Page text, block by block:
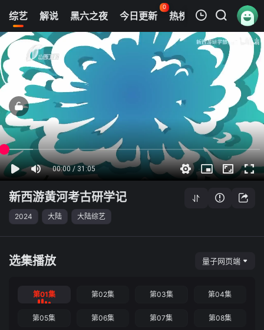
综艺 解说 黑六之夜 今日更新
0
热榜 APP 黑六网
我的观影记录
第01集
新西游黄河考古研学记
新西游黄河考古研学记
2024 大陆 大陆综艺
选集播放 量子网页端
第01集 第02集 第03集 第04集
第05集 第06集 第07集 第08集